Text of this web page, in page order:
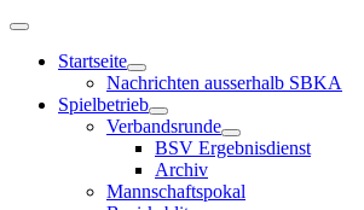
Startseite
Nachrichten ausserhalb SBKA
Spielbetrieb
Verbandsrunde
BSV Ergebnisdienst
Archiv
Mannschaftspokal